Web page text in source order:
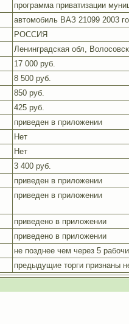
программа приватизации
автомобиль ВАЗ 21099 2003
РОССИЯ
Ленинградская обл,
17 000 руб.
8 500 руб.
850 руб.
425 руб.
приведен в приложении
Нет
Нет
3 400 руб.
приведен в приложении
приведен в приложении
приведено в приложении
приведено в приложении
не позднее чем через 5
предыдущие торги признаны